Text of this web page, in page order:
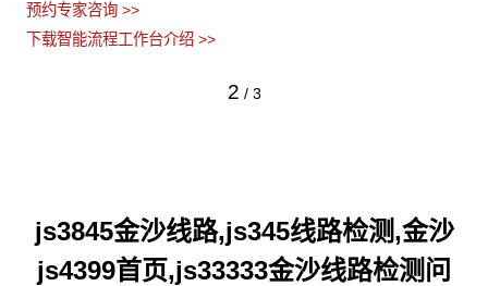
3 / 3
js3845金沙线路,js345线路检测,金沙
js4399首页,js33333金沙线路检测问